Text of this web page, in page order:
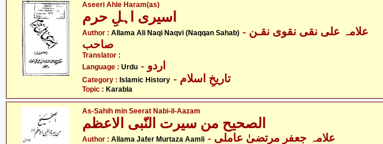
Aseeri Ahle Haram(as)
اسیری اہلِ حرم
Author : Allama Ali Naqi Naqvi (Naqqan Sahab) - علامہ علی نقی نقوی نقـن
صاحب
Translator :
Language : Urdu - اردو
Category : Islamic History - تاریخِ اسلام
Topic : Karabla
As-Sahih min Seerat Nabi-il-Aazam
الصحیح من سیرت النّبی الاعظم
Author : Allama Jafer Murtaza Aamli